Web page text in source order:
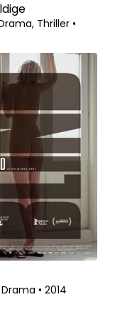
Thriller •
Drama • 2014